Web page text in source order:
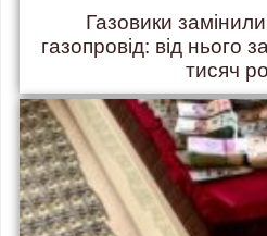
Газовики
газопровід: від нього
тисяч